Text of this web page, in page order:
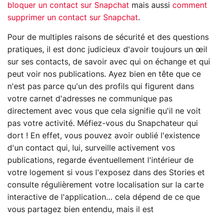
bloquer un contact sur Snapchat mais aussi comment
supprimer un contact sur Snapchat.
Pour de multiples raisons de sécurité et des questions
pratiques, il est donc judicieux d'avoir toujours un œil
sur ses contacts, de savoir avec qui on échange et qui
peut voir nos publications. Ayez bien en tête que ce
n'est pas parce qu'un des profils qui figurent dans
votre carnet d'adresses ne communique pas
directement avec vous que cela signifie qu'il ne voit
pas votre activité. Méfiez-vous du Snapchateur qui
dort ! En effet, vous pouvez avoir oublié l'existence
d'un contact qui, lui, surveille activement vos
publications, regarde éventuellement l'intérieur de
votre logement si vous l'exposez dans des Stories et
consulte régulièrement votre localisation sur la carte
interactive de l'application… cela dépend de ce que
vous partagez bien entendu, mais il est